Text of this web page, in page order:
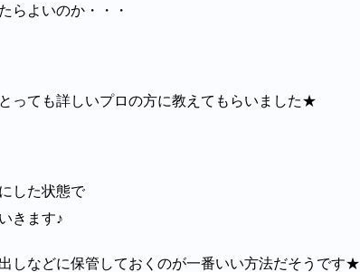
らよいのか・・・
っても詳しいプロの方に教えてもらいました★
した状態で
きます♪
しなどに保管しておくのが一番いい方法だそうです★